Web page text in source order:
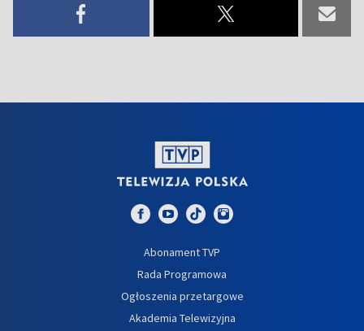
Abonament TVP
Rada Programowa
Ogłoszenia przetargowe
Akademia Telewizyjna